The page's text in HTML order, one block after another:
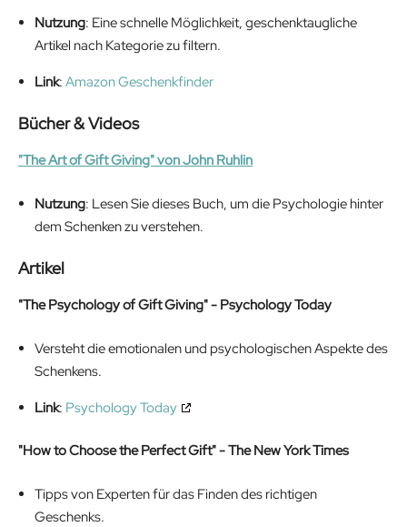
Nutzung: Eine schnelle Möglichkeit, geschenktaugliche
Artikel nach Kategorie zu filtern.
Link: Amazon Geschenkfinder
Bücher & Videos
"The Art of Gift Giving" von John Ruhlin
Nutzung: Lesen Sie dieses Buch, um die Psychologie hinter
dem Schenken zu verstehen.
Artikel
"The Psychology of Gift Giving" - Psychology Today
Versteht die emotionalen und psychologischen Aspekte des
Schenkens.
Link: Psychology Today
"How to Choose the Perfect Gift" - The New York Times
Tipps von Experten für das Finden des richtigen
Geschenks.